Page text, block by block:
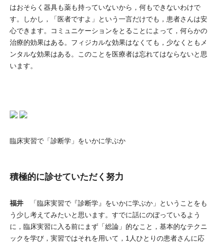
はおそらく器具も薬も持っていないから，何もできないわけで
す。しかし，「医者ですよ」という一言だけでも，患者さんは安
心できます。コミュニケーションをとることによって，何らかの
治療的効果はある。フィジカルな効果はなくても，少なくともメ
ンタルな効果はある。このことを医療者は忘れてはならないと思
います。
臨床実習で「診断学」をいかに学ぶか
積極的に診せていただく努力
福井 「臨床実習で『診断学』をいかに学ぶか」ということをも
う少し考えてみたいと思います。すでに話にのぼっているよう
に，臨床実習に入る前にまず「総論」的なこと，基本的なテクニ
ックを学び，実習ではそれを用いて，1人ひとりの患者さんに応